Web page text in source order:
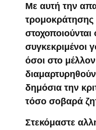
Με αυτή την
τρομοκράτησης
στοχοποιούνται
συγκεκριμένοι
όσοι στο
δημόσια την
τόσο σοβαρά
Στεκόμαστε